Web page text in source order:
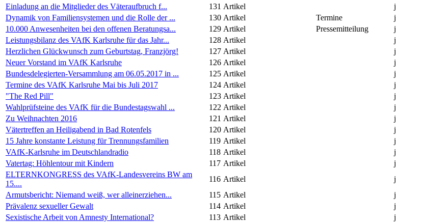
Einladung an die Mitglieder des Väteraufbruch f...
131 Artikel j
Dynamik von Familiensystemen und die Rolle der ...
130 Artikel Termine j
10.000 Anwesenheiten bei den offenen Beratungsa...
129 Artikel Pressemitteilung j
Leistungsbilanz des VAfK Karlsruhe für das Jahr...
128 Artikel j
Herzlichen Glückwunsch zum Geburtstag, Franzjörg!
127 Artikel j
Neuer Vorstand im VAfK Karlsruhe
126 Artikel j
Bundesdelegierten-Versammlung am 06.05.2017 in ...
125 Artikel j
Termine des VAfK Karlsruhe Mai bis Juli 2017
124 Artikel j
"The Red Pill"
123 Artikel j
Wahlprüfsteine des VAfK für die Bundestagswahl ...
122 Artikel j
Zu Weihnachten 2016
121 Artikel j
Vätertreffen an Heiligabend in Bad Rotenfels
120 Artikel j
15 Jahre konstante Leistung für Trennungsfamilien
119 Artikel j
VAfK-Karlsruhe im Deutschlandradio
118 Artikel j
Vatertag: Höhlentour mit Kindern
117 Artikel j
ELTERNKONGRESS des VAfK-Landesvereins BW am
15....
116 Artikel j
Armutsbericht: Niemand weiß, wer alleinerziehen...
115 Artikel j
Prävalenz sexueller Gewalt
114 Artikel j
Sexistische Arbeit von Amnesty International?
113 Artikel j